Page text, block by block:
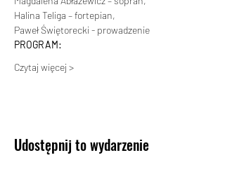
Halina Teliga – fortepian,
Paweł Świętorecki - prowadzenie
PROGRAM:
Czytaj więcej >
Udostępnij to wydarzenie